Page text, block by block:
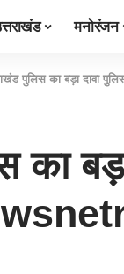
मनोरंजन
पुलिस का बड़ा दावा
का